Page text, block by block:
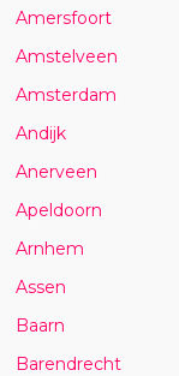
Amersfoort
Amstelveen
Amsterdam
Andijk
Anerveen
Apeldoorn
Arnhem
Assen
Baarn
Barendrecht